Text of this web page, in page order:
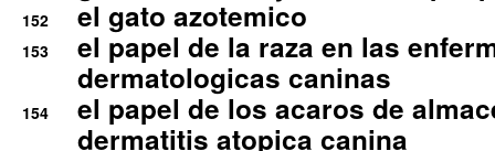
152 el gato azotemico
153
el papel de la raza en las
dermatologicas caninas
154
el papel de los acaros de
dermatitis atopica canina